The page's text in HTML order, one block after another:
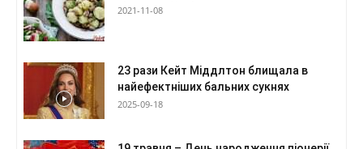
2021-11-08
23 рази Кейт Міддлтон блищала в
найефектніших бальних сукнях
2025-09-18